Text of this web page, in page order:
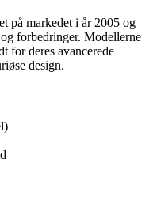
på markedet i år 2005 og
forbedringer. Modellerne
for deres avancerede
design.